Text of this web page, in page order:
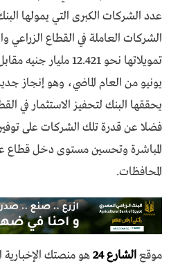
الشركات العاملة في القطاع الزراعي
يونيو من العام الماضي، وهو إنجاز
يحققها البنك لتحفيز الاستثمار في
فضلا عن قدرة تلك الشركات على
المباشرة وتحسين مستوى دخل قطاع
المحافظات.
موقعالشارع 24
هو منصتك